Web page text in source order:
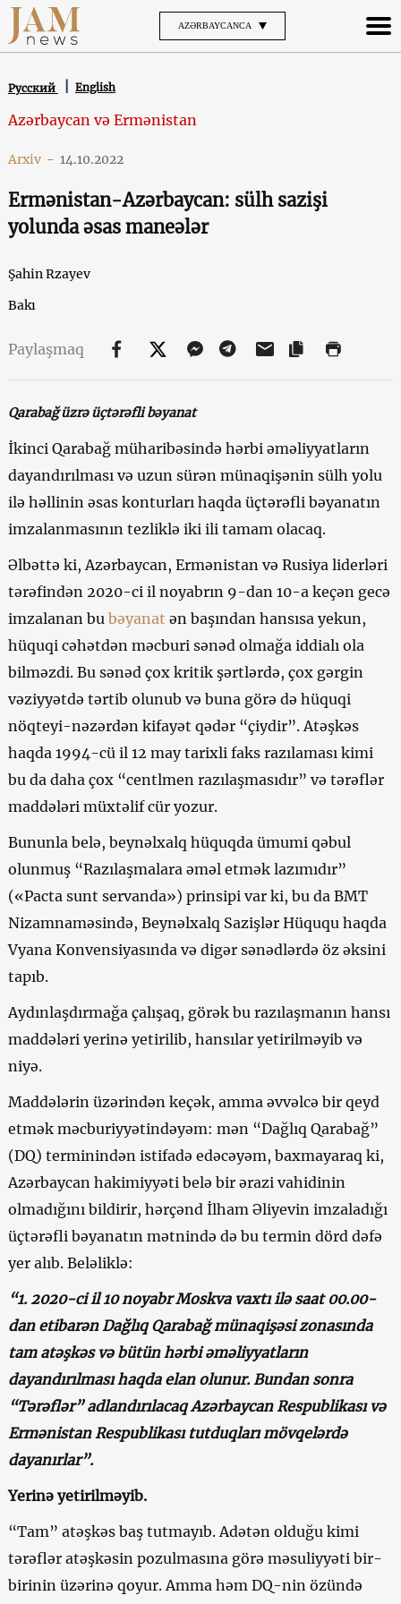
AZƏRBAYCANCA
Русский English
Azərbaycan və Ermənistan
Arxiv - 14.10.2022
Ermənistan-Azərbaycan: sülh sazişi
yolunda əsas maneələr
Şahin Rzayev
Bakı
Paylaşmaq
Qarabağ üzrə üçtərəfli bəyanat
İkinci Qarabağ müharibəsində hərbi əməliyyatların
dayandırılması və uzun sürən münaqişənin sülh yolu
ilə həllinin əsas konturları haqda üçtərəfli bəyanatın
imzalanmasının tezliklə iki ili tamam olacaq.
Əlbəttə ki, Azərbaycan, Ermənistan və Rusiya liderləri
tərəfindən 2020-ci il noyabrın 9-dan 10-a keçən gecə
imzalanan bu bəyanat ən başından hansısa yekun,
hüquqi cəhətdən məcburi sənəd olmağa iddialı ola
bilməzdi. Bu sənəd çox kritik şərtlərdə, çox gərgin
vəziyyətdə tərtib olunub və buna görə də hüquqi
nöqteyi-nəzərdən kifayət qədər “çiydir”. Atəşkəs
haqda 1994-cü il 12 may tarixli faks razılaması kimi
bu da daha çox “centlmen razılaşmasıdır” və tərəflər
maddələri müxtəlif cür yozur.
Bununla belə, beynəlxalq hüquqda ümumi qəbul
olunmuş “Razılaşmalara əməl etmək lazımıdır”
(«Pacta sunt servanda») prinsipi var ki, bu da BMT
Nizamnaməsində, Beynəlxalq Sazişlər Hüququ haqda
Vyana Konvensiyasında və digər sənədlərdə öz əksini
tapıb.
Aydınlaşdırmağa çalışaq, görək bu razılaşmanın hansı
maddələri yerinə yetirilib, hansılar yetirilməyib və
niyə.
Maddələrin üzərindən keçək, amma əvvəlcə bir qeyd
etmək məcburiyyətindəyəm: mən “Dağlıq Qarabağ”
(DQ) terminindən istifadə edəcəyəm, baxmayaraq ki,
Azərbaycan hakimiyyəti belə bir ərazi vahidinin
olmadığını bildirir, hərçənd İlham Əliyevin imzaladığı
üçtərəfli bəyanatın mətnində də bu termin dörd dəfə
yer alıb. Beləliklə:
“1. 2020-ci il 10 noyabr Moskva vaxtı ilə saat 00.00-
dan etibarən Dağlıq Qarabağ münaqişəsi zonasında
tam atəşkəs və bütün hərbi əməliyyatların
dayandırılması haqda elan olunur. Bundan sonra
“Tərəflər” adlandırılacaq Azərbaycan Respublikası və
Ermənistan Respublikası tutduqları mövqelərdə
dayanırlar”.
Yerinə yetirilməyib.
“Tam” atəşkəs baş tutmayıb. Adətən olduğu kimi
tərəflər atəşkəsin pozulmasına görə məsuliyyəti bir-
birinin üzərinə qoyur. Amma həm DQ-nin özündə